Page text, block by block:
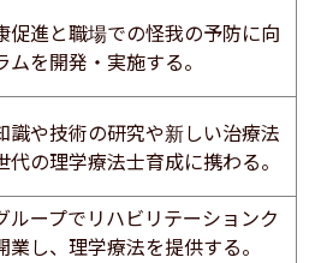
促進と職場での怪我の予防に向
ムを開発・実施する。
識や技術の研究や新しい治療法
代の理学療法士育成に携わる。
ループでリハビリテーションク
業し、理学療法を提供する。